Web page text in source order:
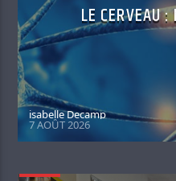
LE CERVEAU
isabelle Decamp
7 AOÛT 2026